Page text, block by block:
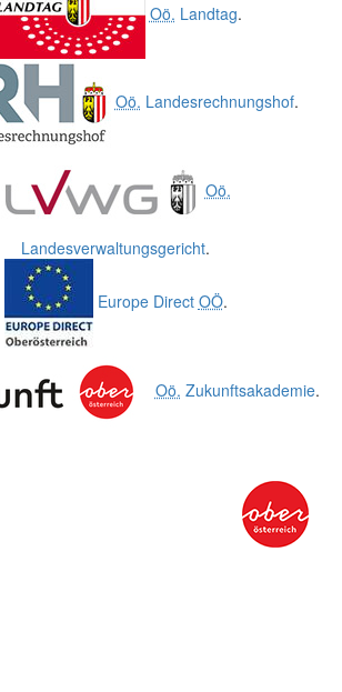
Oö. Landtag.
Oö. Landesrechnungshof.
Oö.
Landesverwaltungsgericht.
Europe Direct OÖ.
Oö. Zukunftsakademie.